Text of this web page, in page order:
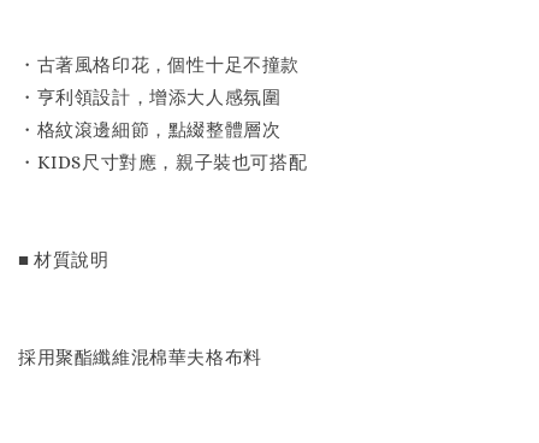
・古著風格印花，個性十足不撞款
・亨利領設計，增添大人感氛圍
・格紋滾邊細節，點綴整體層次
・KIDS尺寸對應，親子裝也可搭配
■ 材質說明
採用聚酯纖維混棉華夫格布料